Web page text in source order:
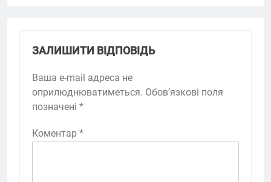
ЗАЛИШИТИ ВІДПОВІДЬ
Ваша e-mail адреса не
оприлюднюватиметься. Обов’язкові поля
позначені *
Коментар *